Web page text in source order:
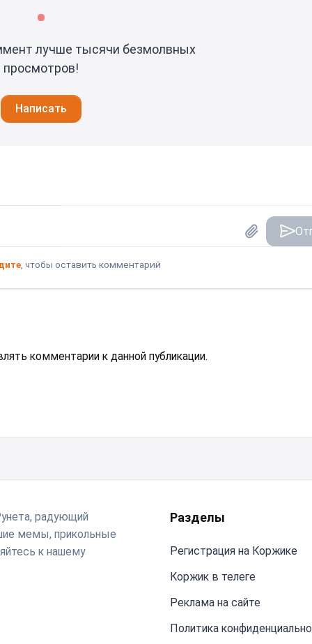
лучше тысячи безмолвных
просмотров!
Написать
, чтобы оставить комментарий
комментарии к данной публикации.
радующий
мемы, прикольные
к нашему
Разделы
Регистрация на Коржике
Коржик в телеге
Реклама на сайте
Политика